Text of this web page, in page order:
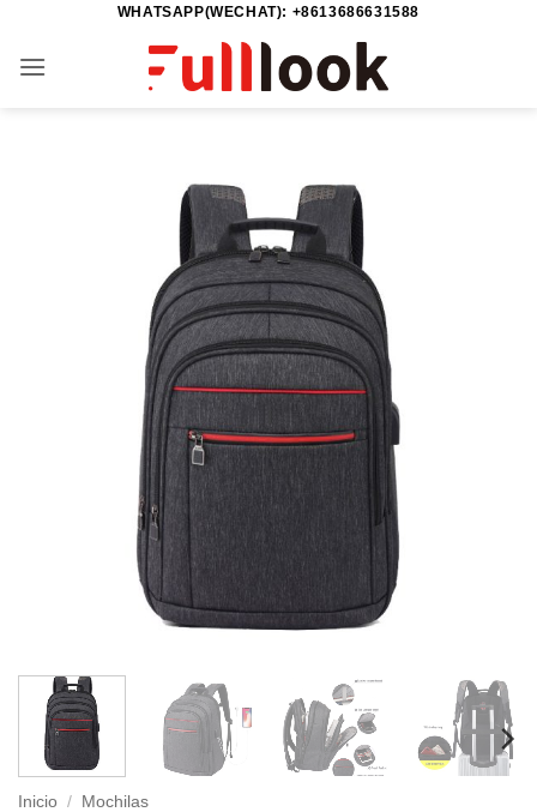
contenido
WHATSAPP(WECHAT): +8613686631588
Inicio / Mochilas